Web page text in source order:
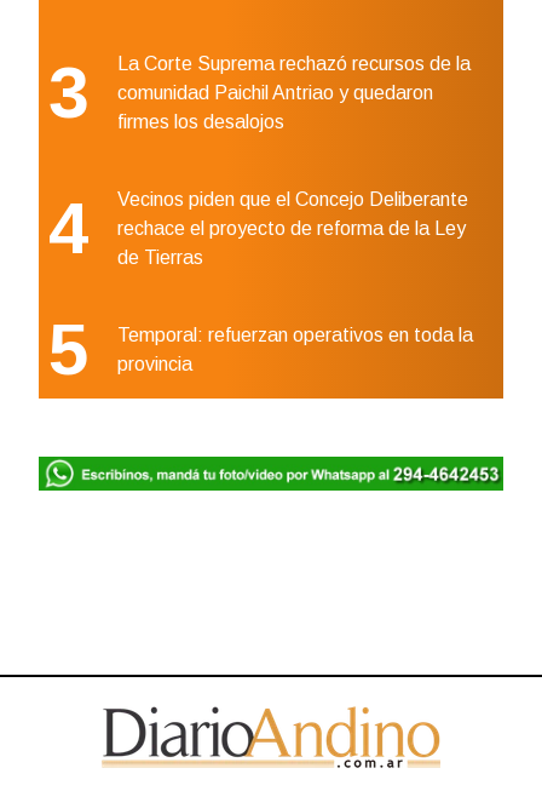
3
La Corte Suprema rechazó recursos de la
comunidad Paichil Antriao y quedaron
firmes los desalojos
4
Vecinos piden que el Concejo Deliberante
rechace el proyecto de reforma de la Ley
de Tierras
5
Temporal: refuerzan operativos en toda la
provincia